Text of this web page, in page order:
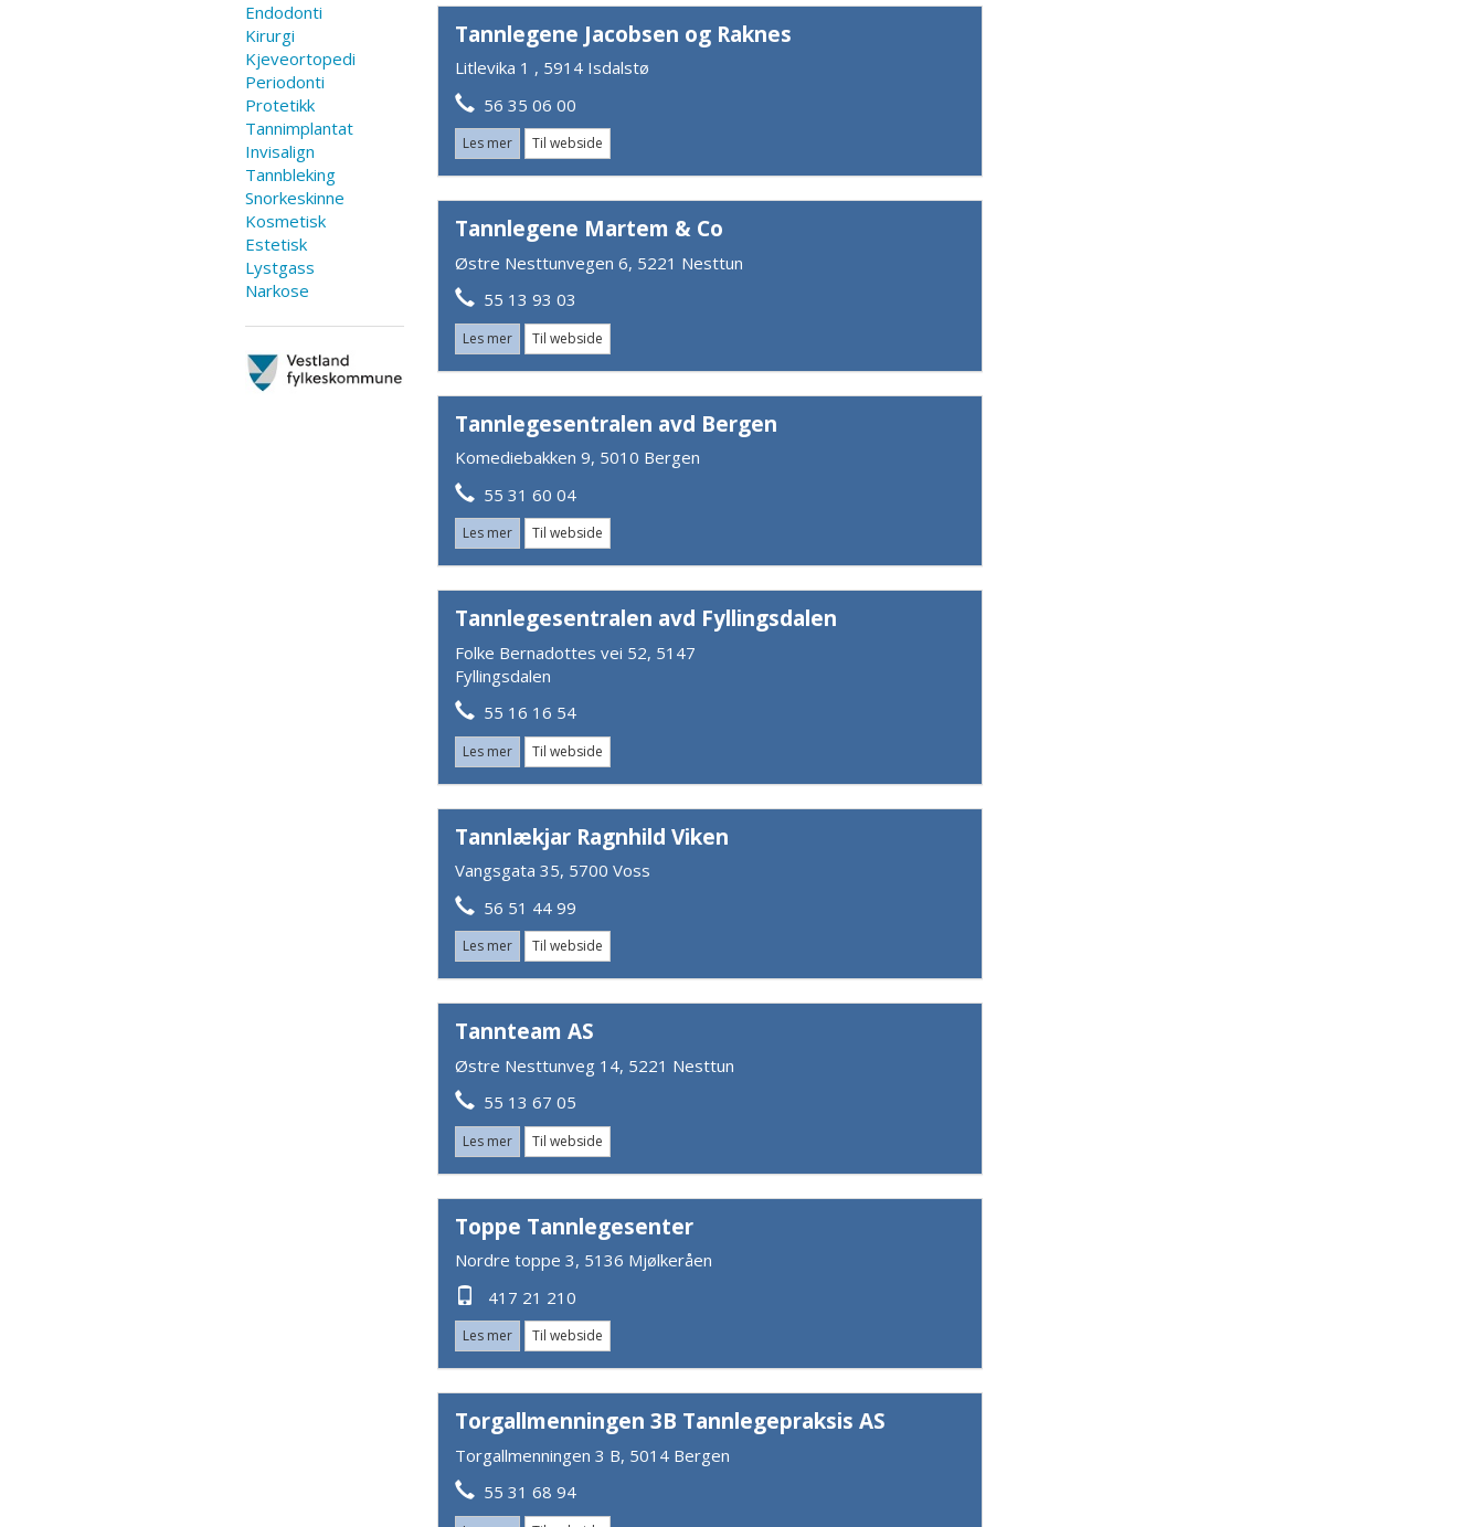
Endodonti
Kirurgi
Kjeveortopedi
Periodonti
Protetikk
Tannimplantat
Invisalign
Tannbleking
Snorkeskinne
Kosmetisk
Estetisk
Lystgass
Narkose
Tannlegene Jacobsen og Raknes
Litlevika 1 , 5914 Isdalstø
56 35 06 00
Les mer Til webside
Tannlegene Martem & Co
Østre Nesttunvegen 6, 5221 Nesttun
55 13 93 03
Les mer Til webside
Tannlegesentralen avd Bergen
Komediebakken 9, 5010 Bergen
55 31 60 04
Les mer Til webside
Tannlegesentralen avd Fyllingsdalen
Folke Bernadottes vei 52, 5147
Fyllingsdalen
55 16 16 54
Les mer Til webside
Tannlækjar Ragnhild Viken
Vangsgata 35, 5700 Voss
56 51 44 99
Les mer Til webside
Tannteam AS
Østre Nesttunveg 14, 5221 Nesttun
55 13 67 05
Les mer Til webside
Toppe Tannlegesenter
Nordre toppe 3, 5136 Mjølkeråen
417 21 210
Les mer Til webside
Torgallmenningen 3B Tannlegepraksis AS
Torgallmenningen 3 B, 5014 Bergen
55 31 68 94